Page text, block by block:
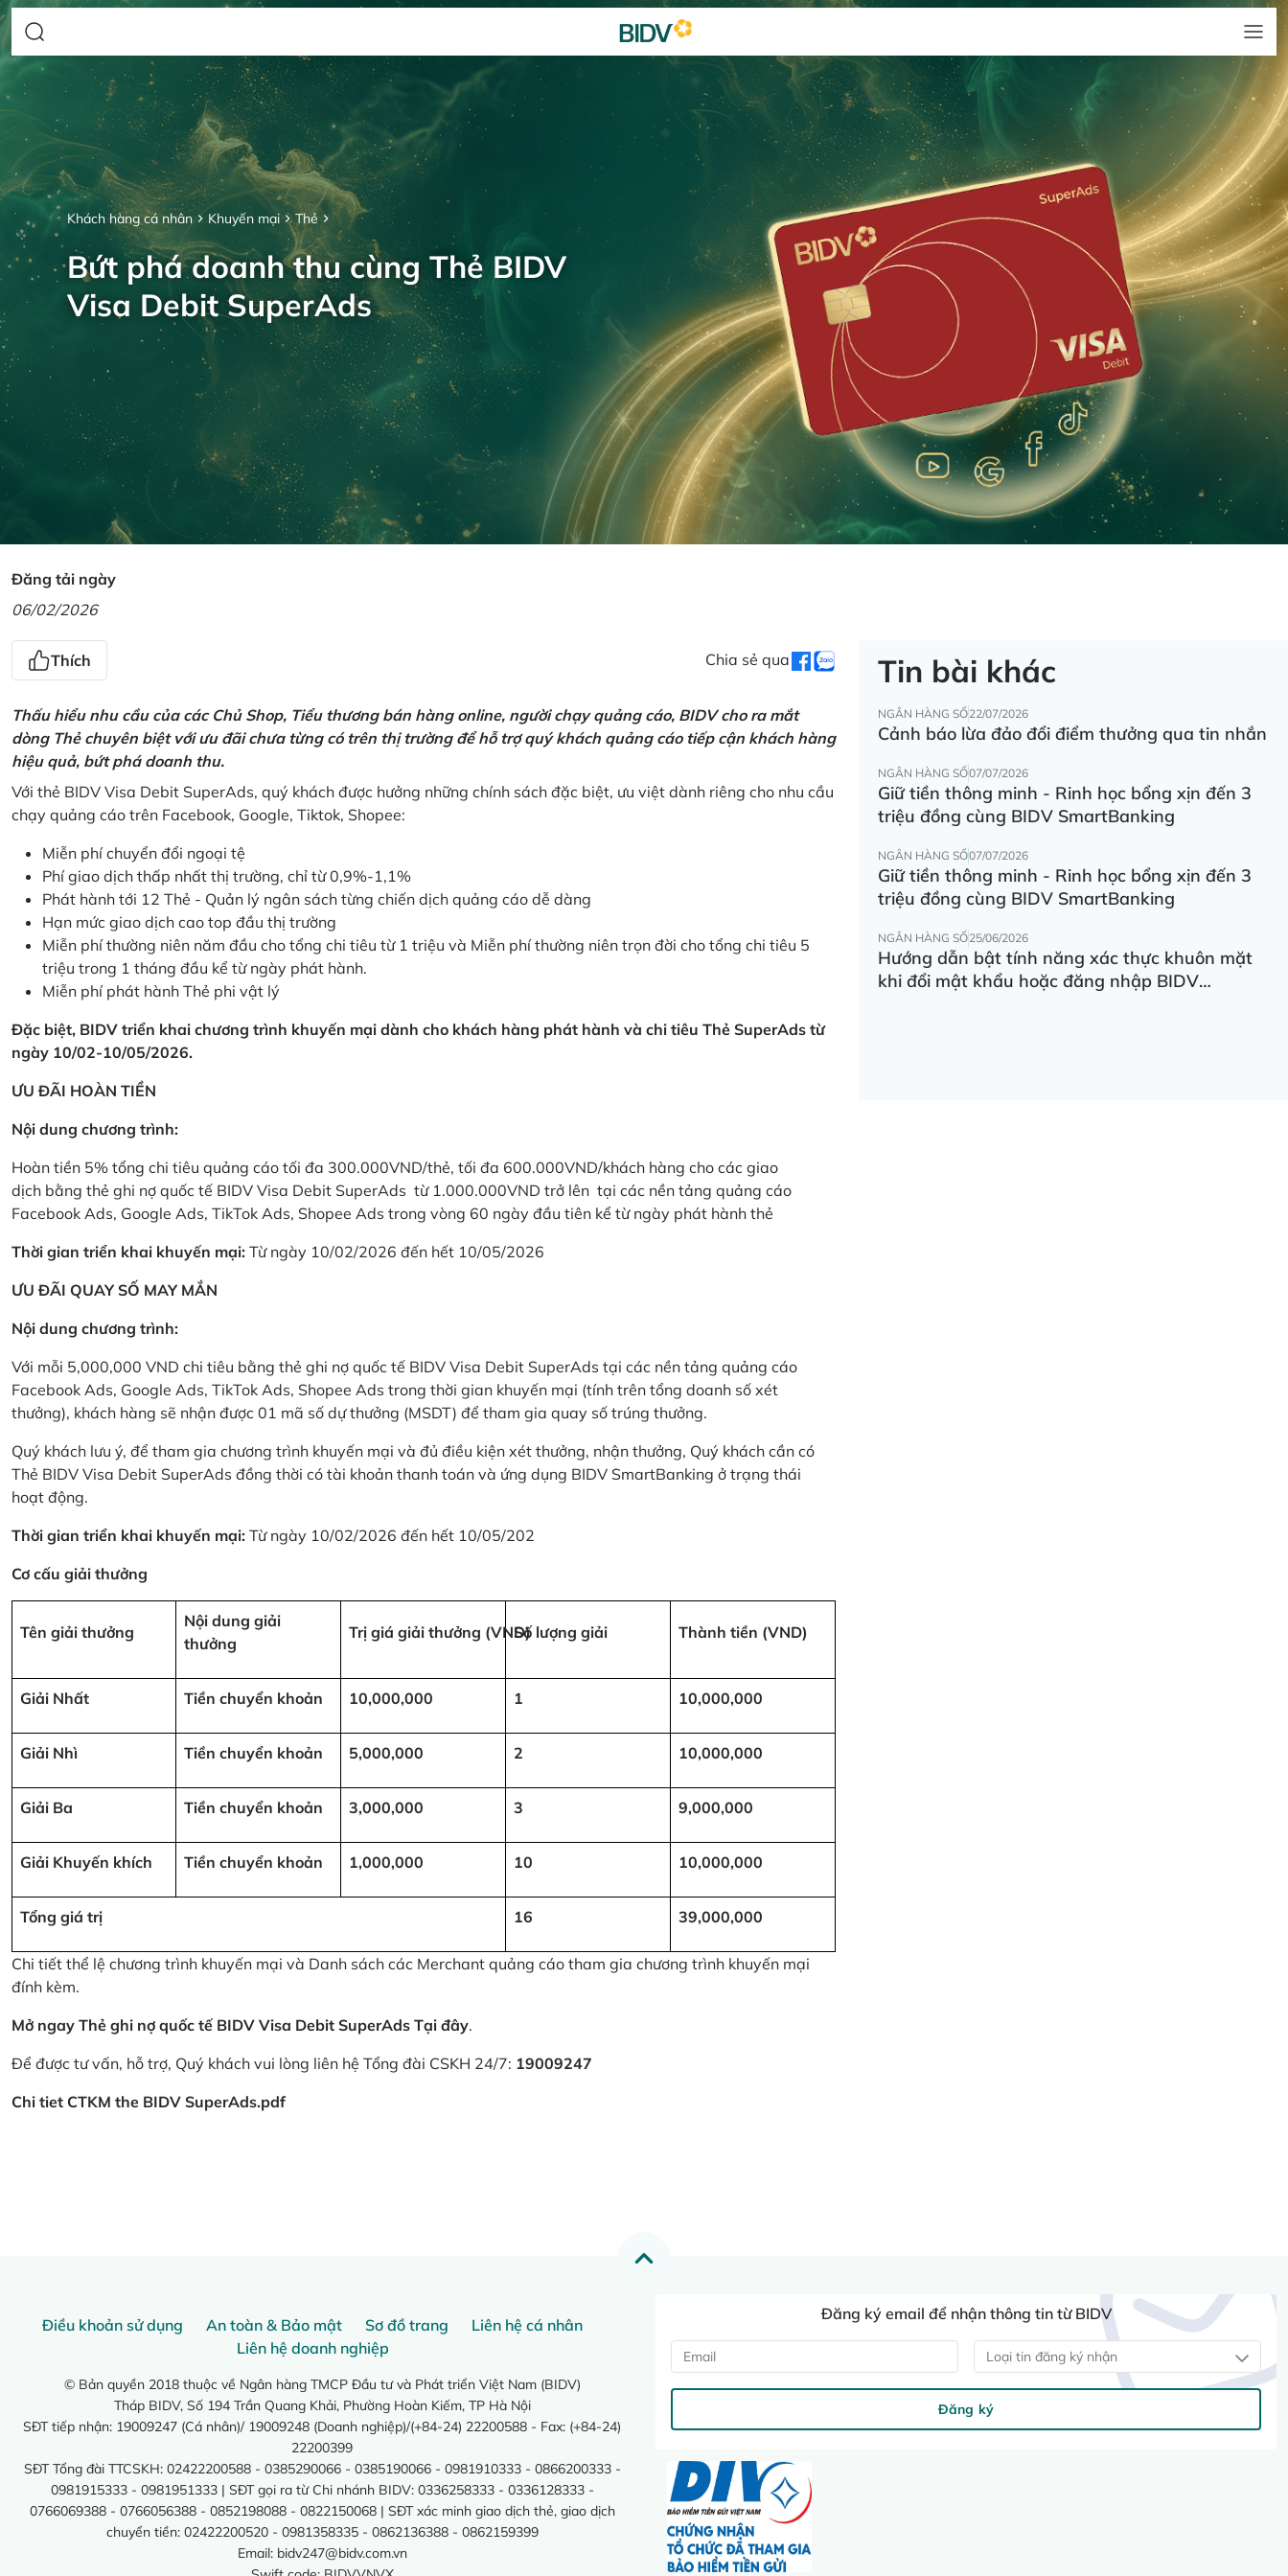
Khách hàng cá nhân Khuyến mại Thẻ
Bứt phá doanh thu cùng Thẻ BIDV
Visa Debit SuperAds
Đăng tải ngày
06/02/2026
Thích Chia sẻ qua
Thấu hiểu nhu cầu của các Chủ Shop, Tiểu thương bán hàng online, người chạy quảng cáo, BIDV cho ra mắt
dòng Thẻ chuyên biệt với ưu đãi chưa từng có trên thị trường để hỗ trợ quý khách quảng cáo tiếp cận khách hàng
hiệu quả, bứt phá doanh thu.
Với thẻ BIDV Visa Debit SuperAds, quý khách được hưởng những chính sách đặc biệt, ưu việt dành riêng cho nhu cầu
chạy quảng cáo trên Facebook, Google, Tiktok, Shopee:
Miễn phí chuyển đổi ngoại tệ
Phí giao dịch thấp nhất thị trường, chỉ từ 0,9%-1,1%
Phát hành tới 12 Thẻ - Quản lý ngân sách từng chiến dịch quảng cáo dễ dàng
Hạn mức giao dịch cao top đầu thị trường
Miễn phí thường niên năm đầu cho tổng chi tiêu từ 1 triệu và Miễn phí thường niên trọn đời cho tổng chi tiêu 5
triệu trong 1 tháng đầu kể từ ngày phát hành.
Miễn phí phát hành Thẻ phi vật lý
Đặc biệt, BIDV triển khai chương trình khuyến mại dành cho khách hàng phát hành và chi tiêu Thẻ SuperAds từ
ngày 10/02-10/05/2026.
ƯU ĐÃI HOÀN TIỀN
Nội dung chương trình:
Hoàn tiền 5% tổng chi tiêu quảng cáo tối đa 300.000VND/thẻ, tối đa 600.000VND/khách hàng cho các giao
dịch bằng thẻ ghi nợ quốc tế BIDV Visa Debit SuperAds từ 1.000.000VND trở lên tại các nền tảng quảng cáo
Facebook Ads, Google Ads, TikTok Ads, Shopee Ads trong vòng 60 ngày đầu tiên kể từ ngày phát hành thẻ
Thời gian triển khai khuyến mại: Từ ngày 10/02/2026 đến hết 10/05/2026
ƯU ĐÃI QUAY SỐ MAY MẮN
Nội dung chương trình:
Với mỗi 5,000,000 VND chi tiêu bằng thẻ ghi nợ quốc tế BIDV Visa Debit SuperAds tại các nền tảng quảng cáo
Facebook Ads, Google Ads, TikTok Ads, Shopee Ads trong thời gian khuyến mại (tính trên tổng doanh số xét
thưởng), khách hàng sẽ nhận được 01 mã số dự thưởng (MSDT) để tham gia quay số trúng thưởng.
Quý khách lưu ý, để tham gia chương trình khuyến mại và đủ điều kiện xét thưởng, nhận thưởng, Quý khách cần có
Thẻ BIDV Visa Debit SuperAds đồng thời có tài khoản thanh toán và ứng dụng BIDV SmartBanking ở trạng thái
hoạt động.
Thời gian triển khai khuyến mại: Từ ngày 10/02/2026 đến hết 10/05/202
Cơ cấu giải thưởng
Tên giải thưởng
Nội dung giải
thưởng
Trị giá giải thưởng (VND)Số lượng giải Thành tiền (VND)
Giải Nhất Tiền chuyển khoản 10,000,000 1 10,000,000
Giải Nhì Tiền chuyển khoản 5,000,000 2 10,000,000
Giải Ba Tiền chuyển khoản 3,000,000 3 9,000,000
Giải Khuyến khích Tiền chuyển khoản 1,000,000 10 10,000,000
Tổng giá trị 16 39,000,000
Chi tiết thể lệ chương trình khuyến mại và Danh sách các Merchant quảng cáo tham gia chương trình khuyến mại
đính kèm.
Mở ngay Thẻ ghi nợ quốc tế BIDV Visa Debit SuperAds Tại đây.
Để được tư vấn, hỗ trợ, Quý khách vui lòng liên hệ Tổng đài CSKH 24/7: 19009247
Chi tiet CTKM the BIDV SuperAds.pdf
Tin bài khác
NGÂN HÀNG SỐ22/07/2026
Cảnh báo lừa đảo đổi điểm thưởng qua tin nhắn
NGÂN HÀNG SỐ07/07/2026
Giữ tiền thông minh - Rinh học bổng xịn đến 3
triệu đồng cùng BIDV SmartBanking
NGÂN HÀNG SỐ07/07/2026
Giữ tiền thông minh - Rinh học bổng xịn đến 3
triệu đồng cùng BIDV SmartBanking
NGÂN HÀNG SỐ25/06/2026
Hướng dẫn bật tính năng xác thực khuôn mặt
khi đổi mật khẩu hoặc đăng nhập BIDV
Điều khoản sử dụng An toàn & Bảo mật Sơ đồ trang
Liên hệ cá nhân
Liên hệ doanh nghiệp
© Bản quyền 2018 thuộc về Ngân hàng TMCP Đầu tư và Phát triển Việt Nam (BIDV)
Tháp BIDV, Số 194 Trần Quang Khải, Phường Hoàn Kiếm, TP Hà Nội
SĐT tiếp nhận: 19009247 (Cá nhân)/ 19009248 (Doanh nghiệp)/(+84-24) 22200588 - Fax: (+84-24)
22200399
SĐT Tổng đài TTCSKH: 02422200588 - 0385290066 - 0385190066 - 0981910333 - 0866200333 -
0981915333 - 0981951333 | SĐT gọi ra từ Chi nhánh BIDV: 0336258333 - 0336128333 -
0766069388 - 0766056388 - 0852198088 - 0822150068 | SĐT xác minh giao dịch thẻ, giao dịch
chuyển tiền: 02422200520 - 0981358335 - 0862136388 - 0862159399
Email: bidv247@bidv.com.vn
Đăng ký email để nhận thông tin từ BIDV
Loại tin đăng ký nhận
Đăng ký